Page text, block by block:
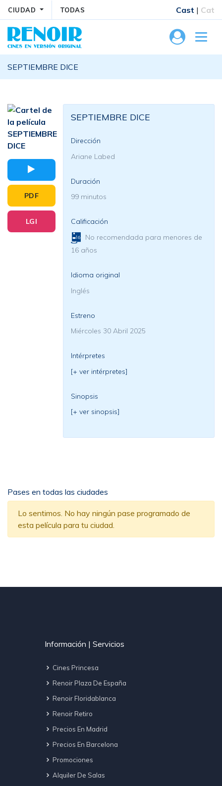
CIUDAD TODAS Cast | Cat
SEPTIEMBRE DICE
PDF
LGI
SEPTIEMBRE DICE
Dirección
Ariane Labed
Duración
99 minutos
Calificación
No recomendada para menores de
16 años
Idioma original
Inglés
Estreno
Miércoles 30 Abril 2025
Intérpretes
[+ ver intérpretes]
Sinopsis
[+ ver sinopsis]
Pases en todas las ciudades
Lo sentimos. No hay ningún pase programado de
esta película para tu ciudad.
Información | Servicios
Cines Princesa
Renoir Plaza De España
Renoir Floridablanca
Renoir Retiro
Precios En Madrid
Precios En Barcelona
Promociones
Alquiler De Salas